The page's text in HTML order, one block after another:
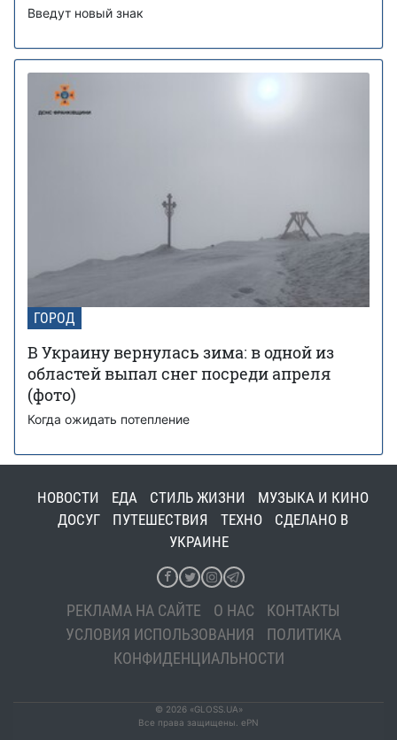
Введут новый знак
ГОРОД
В Украину вернулась зима: в одной из
областей выпал снег посреди апреля
(фото)
Когда ожидать потепление
НОВОСТИ ЕДА СТИЛЬ ЖИЗНИ
МУЗЫКА И КИНО
ДОСУГ
ПУТЕШЕСТВИЯ ТЕХНО
СДЕЛАНО В
УКРАИНЕ
РЕКЛАМА НА САЙТЕ О НАС
КОНТАКТЫ
УСЛОВИЯ ИСПОЛЬЗОВАНИЯ
ПОЛИТИКА
КОНФИДЕНЦИАЛЬНОСТИ
© 2026 «GLOSS.UA»
Все права защищены. ePN